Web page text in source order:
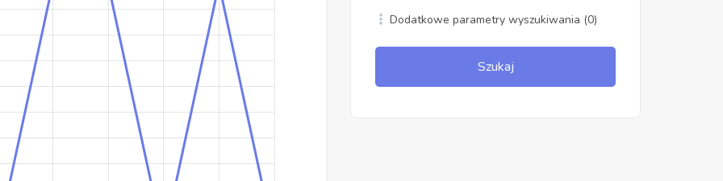
Dodatkowe parametry wyszukiwania (0)
Szukaj